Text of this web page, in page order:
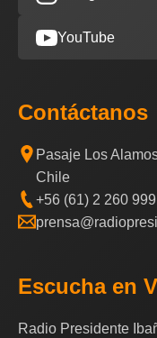
YouTube
Contáctanos
Pasaje Los
Chile
+56 (61) 2 260 999
Escucha en
Radio Presidente